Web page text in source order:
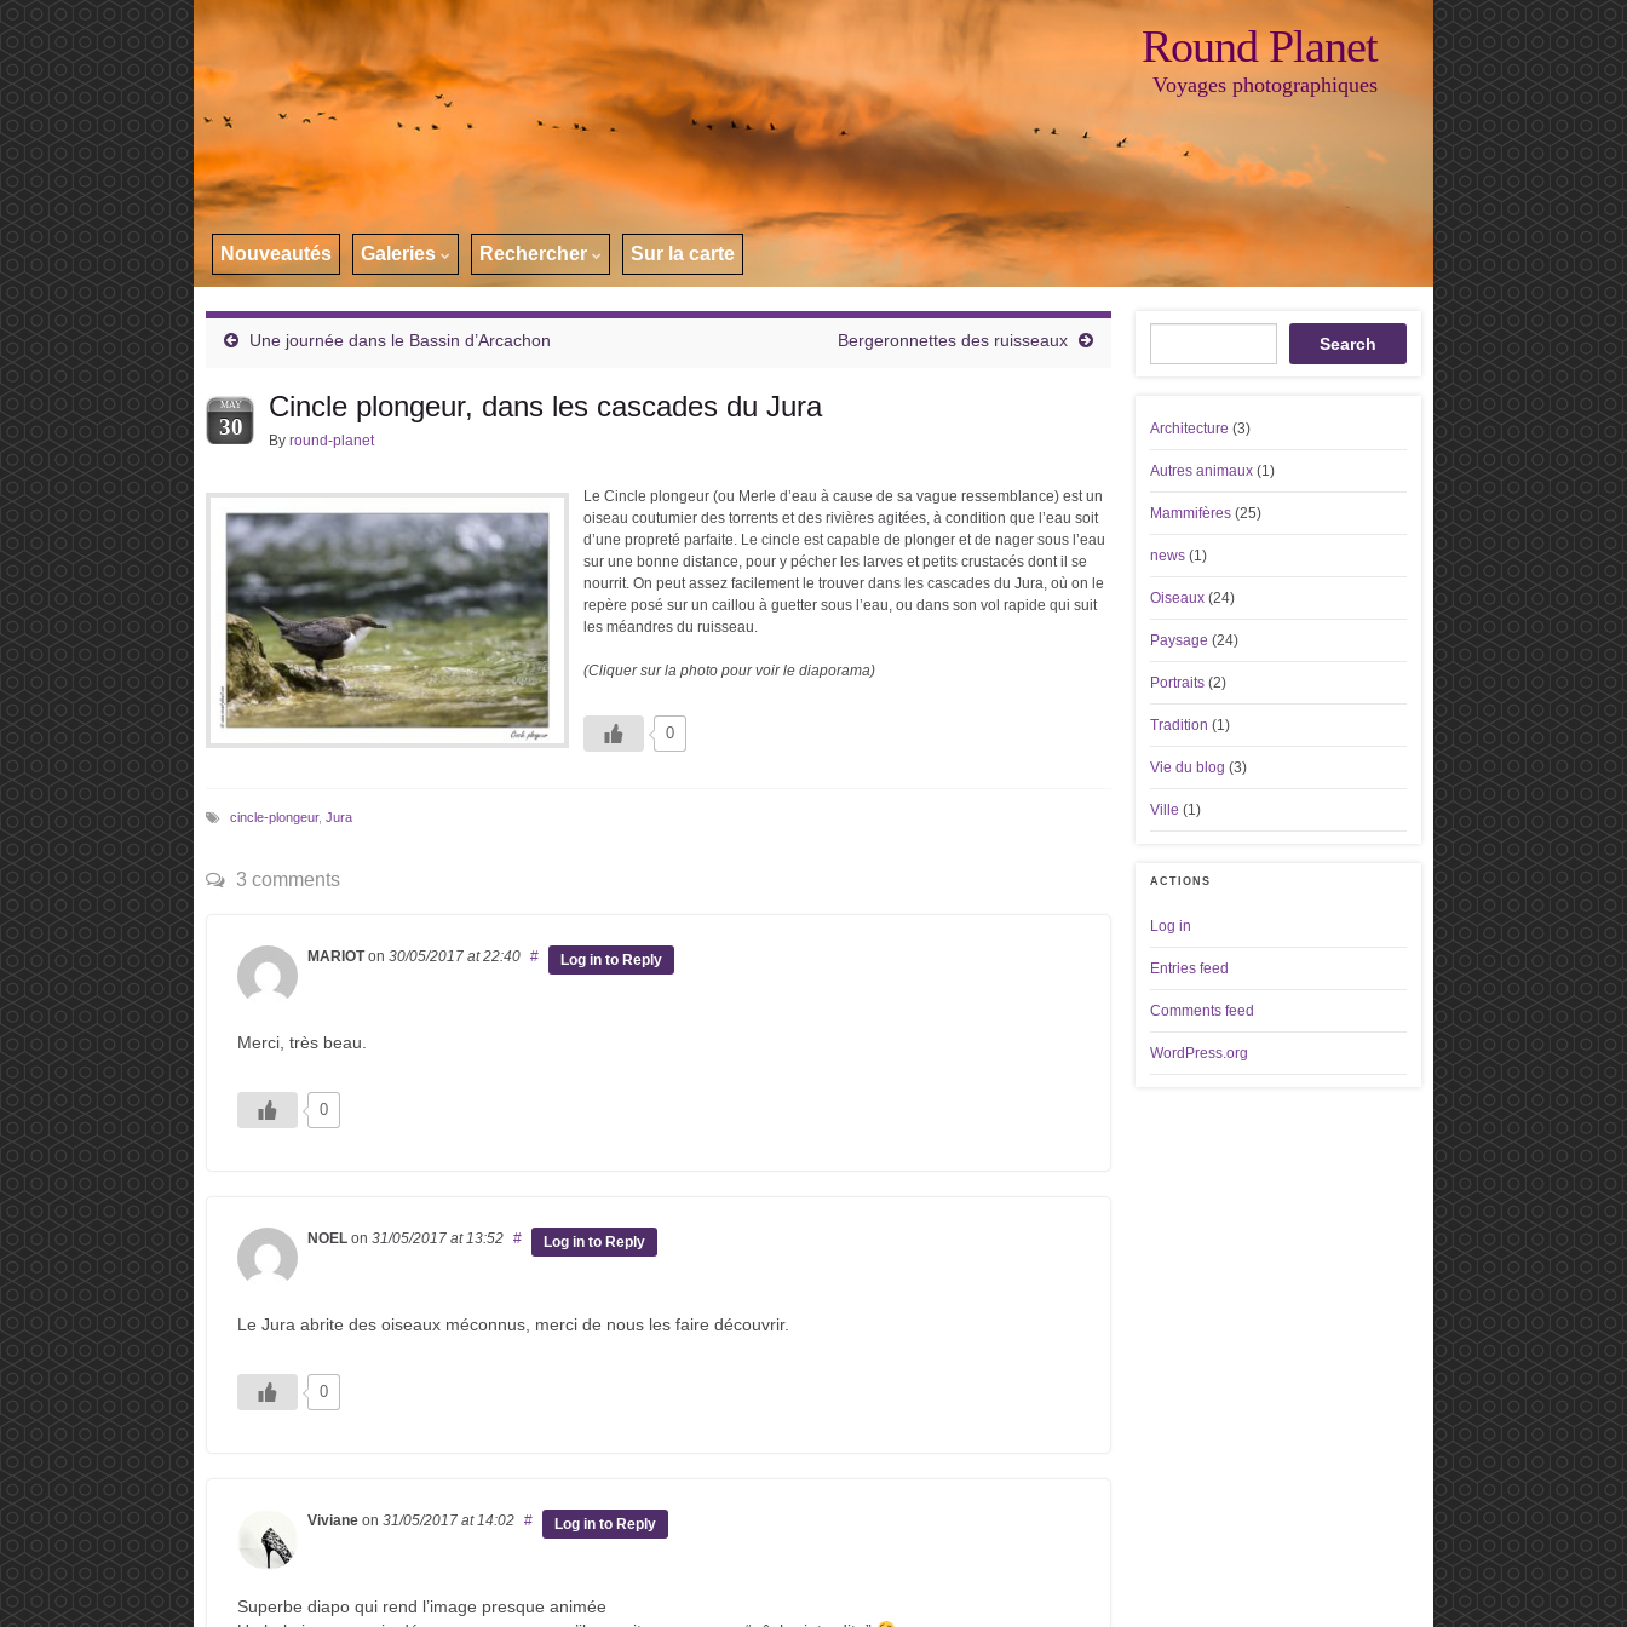
Round Planet
Voyages photographiques
Nouveautés Galeries Rechercher Sur la carte
Une journée dans le Bassin d’Arcachon Bergeronnettes des ruisseaux
MAY
30
Cincle plongeur, dans les cascades du Jura
By round-planet
Le Cincle plongeur (ou Merle d’eau à cause de sa vague ressemblance) est un
oiseau coutumier des torrents et des rivières agitées, à condition que l’eau soit
d’une propreté parfaite. Le cincle est capable de plonger et de nager sous l’eau
sur une bonne distance, pour y pécher les larves et petits crustacés dont il se
nourrit. On peut assez facilement le trouver dans les cascades du Jura, où on le
repère posé sur un caillou à guetter sous l’eau, ou dans son vol rapide qui suit
les méandres du ruisseau.
(Cliquer sur la photo pour voir le diaporama)
0
cincle-plongeur, Jura
3 comments
MARIOTon 30/05/2017 at 22:40 # Log in to Reply
Merci, très beau.
0
NOEL on 31/05/2017 at 13:52 # Log in to Reply
Le Jura abrite des oiseaux méconnus, merci de nous les faire découvrir.
0
Viviane on 31/05/2017 at 14:02 # Log in to Reply
Superbe diapo qui rend l’image presque animée
Search
Architecture (3)
Autres animaux (1)
Mammifères (25)
news (1)
Oiseaux (24)
Paysage (24)
Portraits (2)
Tradition (1)
Vie du blog (3)
Ville (1)
ACTIONS
Log in
Entries feed
Comments feed
WordPress.org